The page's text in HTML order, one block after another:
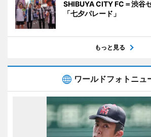
SHIBUYA CITY FC＝渋谷
「七夕パレード」
もっと見る
ワールドフォトニュ